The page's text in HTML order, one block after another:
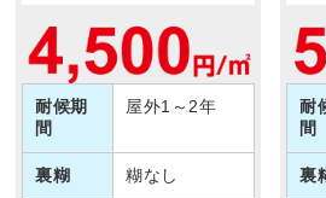
耐候期
間
屋外1～2年
裏糊 糊なし
耐
間
裏